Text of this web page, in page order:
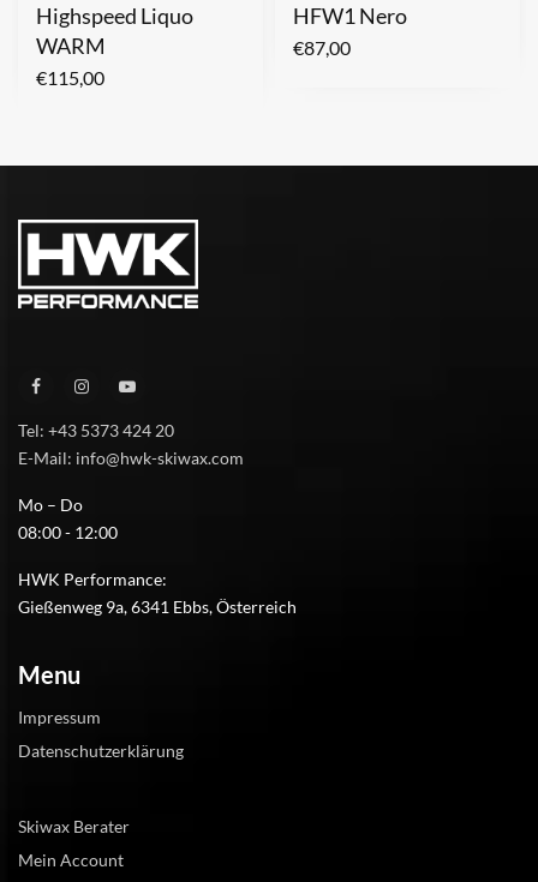
Highspeed Liquo
WARM
€115,00
HFW1 Nero
€87,00
Tel: +43 5373 424 20
E-Mail: info@hwk-skiwax.com
Mo – Do
08:00 - 12:00
HWK Performance:
Gießenweg 9a, 6341 Ebbs, Österreich
Menu
Impressum
Datenschutzerklärung
Skiwax Berater
Mein Account